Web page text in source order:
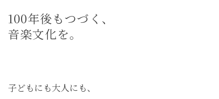
100年後もつづく、
音楽文化を。
子どもにも大人にも、